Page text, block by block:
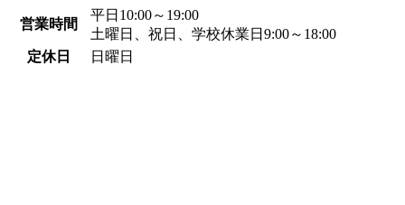
営業時間
平日10:00～19:00
土曜日、祝日、学校休業日9:00～18:00
定休日
日曜日